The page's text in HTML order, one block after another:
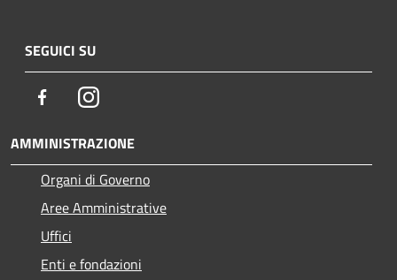
SEGUICI SU
FacebookInstagram
AMMINISTRAZIONE
Organi di Governo
Aree Amministrative
Uffici
Enti e fondazioni